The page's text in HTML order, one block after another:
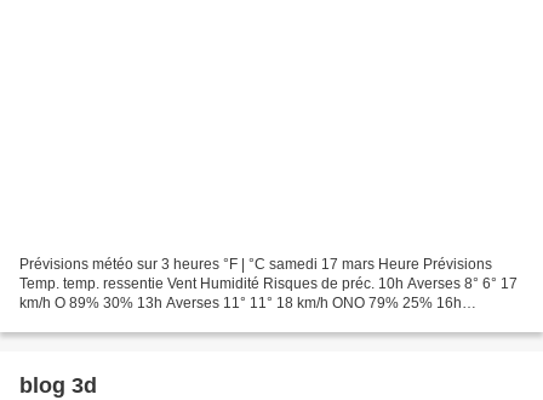
Prévisions météo sur 3 heures °F | °C samedi 17 mars Heure Prévisions
Temp. temp. ressentie Vent Humidité Risques de préc. 10h Averses 8° 6° 17
km/h O 89% 30% 13h Averses 11° 11° 18 km/h ONO 79% 25% 16h
blog 3d